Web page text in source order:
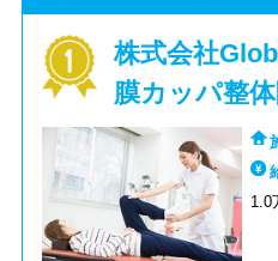
株式会社
膜カッパ整
1.0